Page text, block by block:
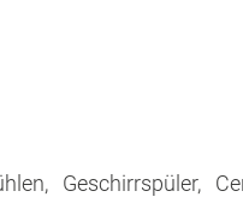
Geschirrspüler,